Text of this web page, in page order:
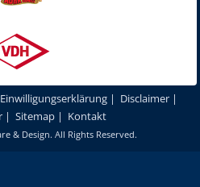
Einwilligungserklärung | Disclaimer |
| Sitemap| Kontakt
& Design. All Rights Reserved.